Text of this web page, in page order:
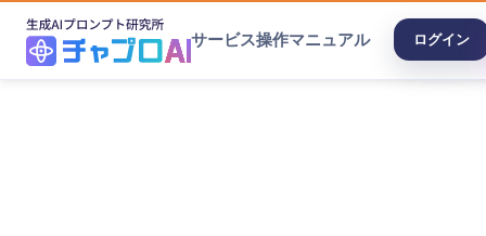
サービス操作マニュアル ログイン